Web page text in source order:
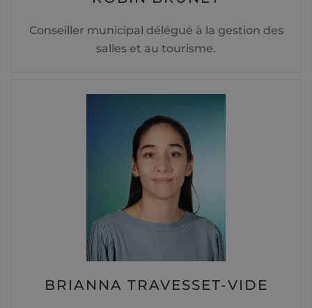
Conseiller municipal délégué à la gestion des
salles et au tourisme.
BRIANNA TRAVESSET-VIDE